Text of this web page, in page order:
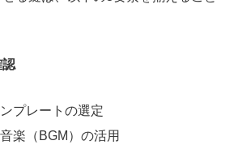
認
プレートの選定
楽（BGM）の活用